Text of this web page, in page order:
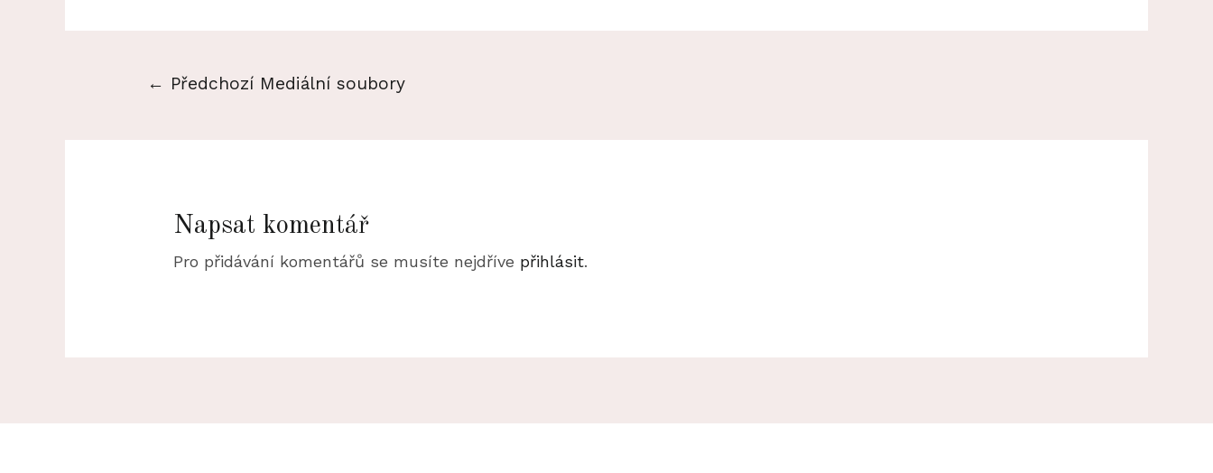
Navigace
← Předchozí Mediální soubory
Napsat komentář
Pro přidávání komentářů se musíte nejdříve přihlásit.